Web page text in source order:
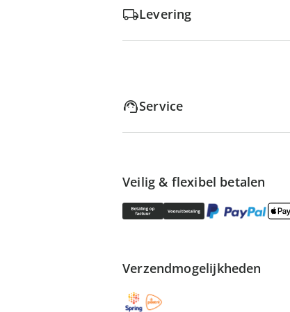
Levering
Service
Veilig & flexibel betalen
Verzendmogelijkheden